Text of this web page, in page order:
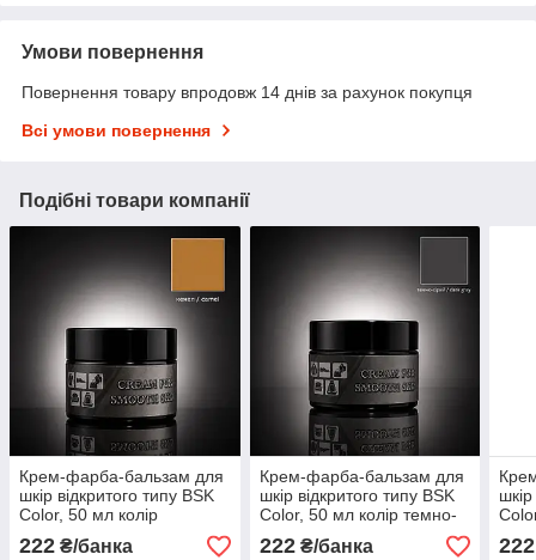
Умови повернення
Повернення товару впродовж 14 днів за рахунок покупця
Всі умови повернення
Подібні товари компанії
Крем-фарба-бальзам для
шкір відкритого типу BSK
Color, 50 мл колір
верблюд
222 ₴/банка
Крем-фарба-бальзам для
шкір відкритого типу BSK
Color, 50 мл колір темно-
сірий
222₴/банка 222